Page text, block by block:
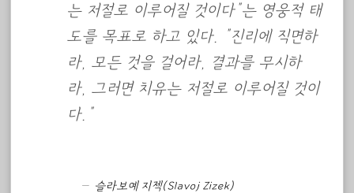
는 저절로 이루어질 것이다”는 영웅적 태
도를 목표로 하고 있다. “진리에 직면하
라, 모든 것을 걸어라, 결과를 무시하
라, 그러면 치유는 저절로 이루어질 것이
다.”
슬라보예 지젝(Slavoj Zizek)